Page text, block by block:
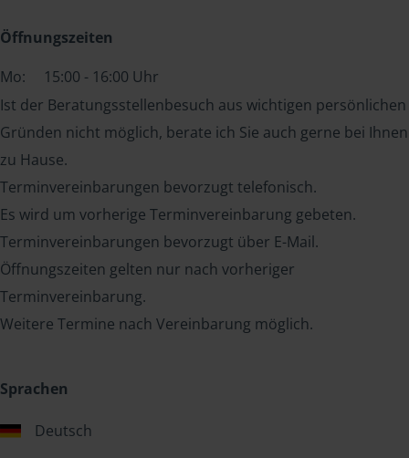
Öffnungszeiten
Mo:
15:00 - 16:00 Uhr
Ist der Beratungsstellenbesuch aus wichtigen persönlichen
Gründen nicht möglich, berate ich Sie auch gerne bei Ihnen
zu Hause.
Terminvereinbarungen bevorzugt telefonisch.
Es wird um vorherige Terminvereinbarung gebeten.
Terminvereinbarungen bevorzugt über E-Mail.
Öffnungszeiten gelten nur nach vorheriger
Terminvereinbarung.
Weitere Termine nach Vereinbarung möglich.
Sprachen
Deutsch